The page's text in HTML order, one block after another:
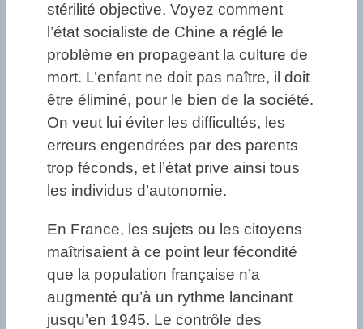
stérilité objective. Voyez comment
l’état socialiste de Chine a réglé le
problème en propageant la culture de
mort. L’enfant ne doit pas naître, il doit
être éliminé, pour le bien de la société.
On veut lui éviter les difficultés, les
erreurs engendrées par des parents
trop féconds, et l’état prive ainsi tous
les individus d’autonomie.
En France, les sujets ou les citoyens
maîtrisaient à ce point leur fécondité
que la population française n’a
augmenté qu’à un rythme lancinant
jusqu’en 1945. Le contrôle des